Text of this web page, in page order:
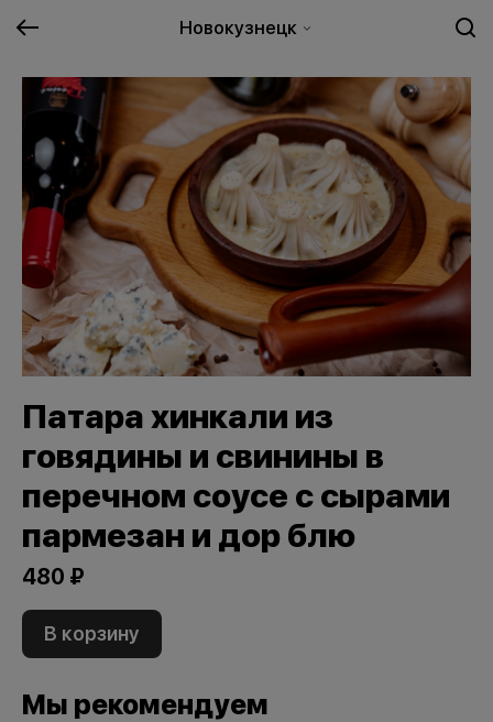
Новокузнецк
Патара хинкали из
говядины и свинины в
перечном соусе с сырами
пармезан и дор блю
480 ₽
В корзину
Мы рекомендуем